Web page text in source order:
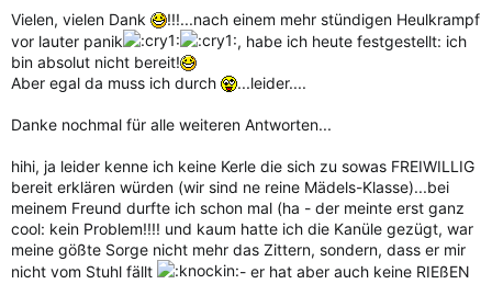
Vielen, vielen Dank
!!!...nach einem mehr stündigen Heulkrampf
vor lauter panik
, habe ich heute festgestellt: ich
bin absolut nicht bereit!
Aber egal da muss ich durch
...leider....
Danke nochmal für alle weiteren Antworten...
hihi, ja leider kenne ich keine Kerle die sich zu sowas FREIWILLIG
bereit erklären würden (wir sind ne reine Mädels-Klasse)...bei
meinem Freund durfte ich schon mal (ha - der meinte erst ganz
cool: kein Problem!!!! und kaum hatte ich die Kanüle gezügt, war
meine gößte Sorge nicht mehr das Zittern, sondern, dass er mir
nicht vom Stuhl fällt
- er hat aber auch keine RIEßEN